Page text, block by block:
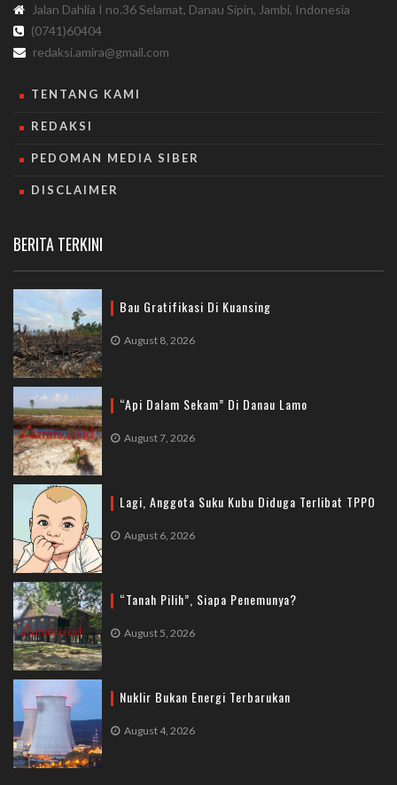
Jalan Dahlia I no.36 Selamat, Danau Sipin, Jambi, Indonesia
(0741)60404
redaksi.amira@gmail.com
TENTANG KAMI
REDAKSI
PEDOMAN MEDIA SIBER
DISCLAIMER
BERITA TERKINI
Bau Gratifikasi Di Kuansing
August 8, 2026
“Api Dalam Sekam” Di Danau Lamo
August 7, 2026
Lagi, Anggota Suku Kubu Diduga Terlibat TPPO
August 6, 2026
“Tanah Pilih”, Siapa Penemunya?
August 5, 2026
Nuklir Bukan Energi Terbarukan
August 4, 2026